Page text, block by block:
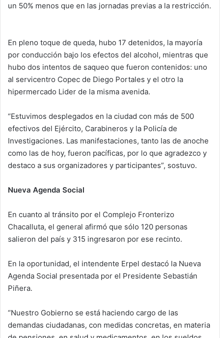
un 50% menos que en las jornadas previas a la restricción.
En pleno toque de queda, hubo 17 detenidos, la mayoría
por conducción bajo los efectos del alcohol, mientras que
hubo dos intentos de saqueo que fueron contenidos: uno
al servicentro Copec de Diego Portales y el otro la
hipermercado Lider de la misma avenida.
“Estuvimos desplegados en la ciudad con más de 500
efectivos del Ejército, Carabineros y la Policía de
Investigaciones. Las manifestaciones, tanto las de anoche
como las de hoy, fueron pacíficas, por lo que agradezco y
destaco a sus organizadores y participantes”, sostuvo.
Nueva Agenda Social
En cuanto al tránsito por el Complejo Fronterizo
Chacalluta, el general afirmó que sólo 120 personas
salieron del país y 315 ingresaron por ese recinto.
En la oportunidad, el intendente Erpel destacó la Nueva
Agenda Social presentada por el Presidente Sebastián
Piñera.
“Nuestro Gobierno se está haciendo cargo de las
demandas ciudadanas, con medidas concretas, en materia